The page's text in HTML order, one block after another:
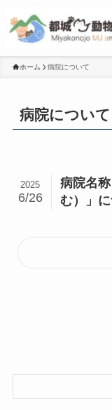
ホーム 病院について
病院について
病院名
む）」
2025
6/26